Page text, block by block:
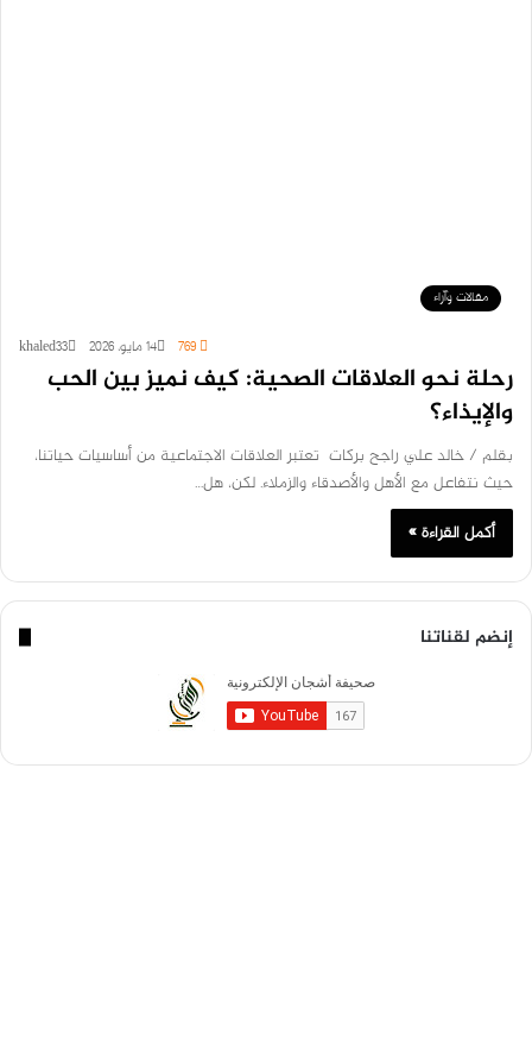
مقالات وآراء
khaled33 14 مايو، 2026
رحلة نحو العلاقات الصحية: كيف نميز بين الحب
والإيذاء؟
بقلم / خالد علي راجح بركات تعتبر العلاقات الاجتماعية من أساسيات حياتنا،
حيث نتفاعل مع الأهل والأصدقاء والزملاء. لكن، هل…
أكمل القراءة »
إنضم لقناتنا